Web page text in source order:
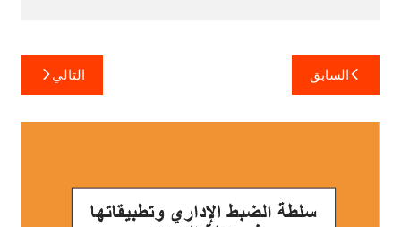
تصفّح
المقالات
السابق التالي